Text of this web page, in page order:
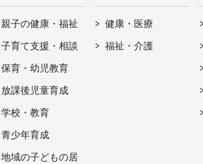
親子の健康・福祉
子育て支援・相談
保育・幼児教育
放課後児童育成
学校・教育
青少年育成
地域の子どもの居
健康・医療
福祉・介護